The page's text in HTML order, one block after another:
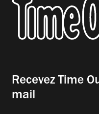
Recevez Time
mail